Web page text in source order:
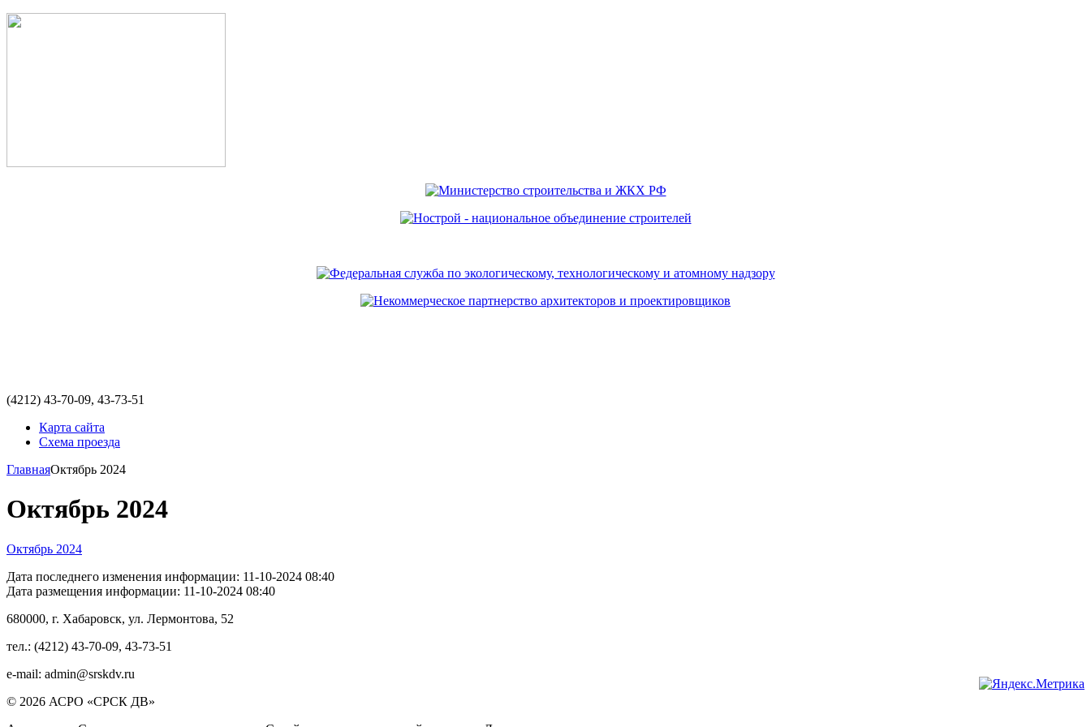
(4212) 43-70-09, 43-73-51
Карта сайта
Схема проезда
ГлавнаяОктябрь 2024
Октябрь 2024
Октябрь 2024
Дата последнего изменения информации: 11-10-2024 08:40
Дата размещения информации: 11-10-2024 08:40
680000, г. Хабаровск, ул. Лермонтова, 52
тел.: (4212) 43-70-09, 43-73-51
e-mail: admin@srskdv.ru
© 2026 АСРО «СРСК ДВ»